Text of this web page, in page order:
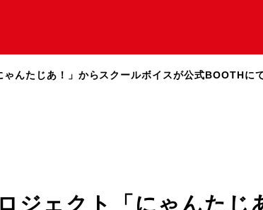
んたじあ！」からスクールボイスが公式BOOTHに
ジェクト「にゃんたじ